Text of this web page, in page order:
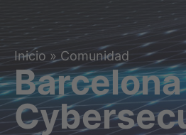
Inicio »Comunidad
Barcelona